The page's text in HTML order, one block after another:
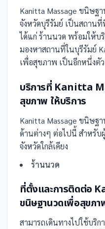
Kanitta Massage ขนิษฐ
จังหวัดบุรีรัมย์ เป็นสถานที่
ได้แก่ ร้านนวด พร้อมให้บ
มองหาสถานที่ในบุรีรัมย์
เพื่อสุขภาพ เป็นอีกหนึ่งตั
บริการที่ Kanitta
สุขภาพ ให้บริการ
Kanitta Massage ขนิษฐ
ด้านต่างๆ ต่อไปนี้ สำหรับ
จังหวัดใกล้เคียง
ร้านนวด
ที่ตั้งและการติดต่อ
ขนิษฐานวดเพื่อสุขภา
สามารถเดินทางไปใช้บริก